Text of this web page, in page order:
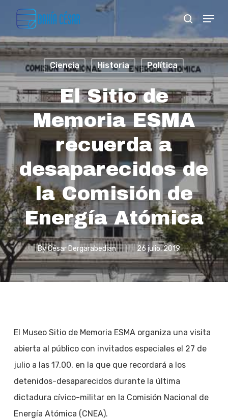
main
content
search
Menu
Ciencia Historia Política
El Sitio de
Memoria ESMA
recuerda a
desaparecidos de
la Comisión de
Energía Atómica
ByCésar Dergarabedian 26 julio, 2019
El Museo Sitio de Memoria ESMA organiza una visita
abierta al público con invitados especiales el 27 de
julio a las 17.00, en la que que recordará a los
detenidos-desaparecidos durante la última
dictadura cívico-militar en la Comisión Nacional de
Energía Atómica (CNEA).
Menu